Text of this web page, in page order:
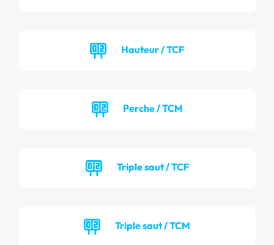
Hauteur / TCF
Perche / TCM
Triple saut / TCF
Triple saut / TCM